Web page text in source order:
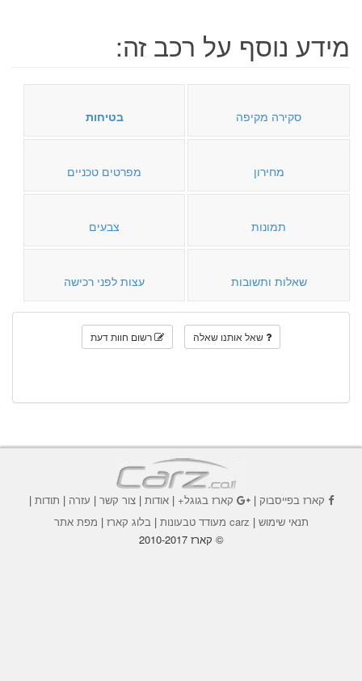
מידע נוסף על רכב זה:
סקירה מקיפה בטיחות
מחירון מפרטים טכניים
תמונות צבעים
שאלות ותשובות עצות לפני רכישה
שאל אותנו שאלה רשום חוות דעת
קארז בפייסבוק| קארז בגוגל+|אודות |צור קשר | עזרה | תודות |
תנאי שימוש | carz מעודד טבעונות | בלוג קארז | מפת אתר
© קארז 2010-2017